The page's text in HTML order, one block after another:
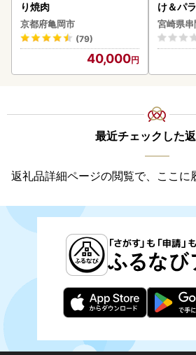
り焼肉
京都府亀岡市
(79)
40,000
け＆パ
ももカ
-009-
宮崎県串
最近チェックした
返礼品詳細ページの閲覧で、ここに